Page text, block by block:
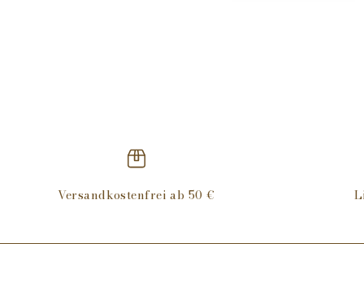
Versandkostenfrei ab 50 €